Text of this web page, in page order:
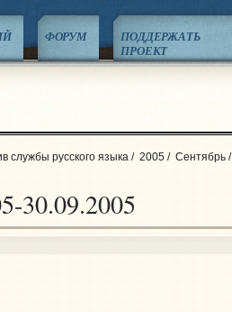
ФОРУМ
ПОДДЕРЖАТЬ
ПРОЕКТ
службы русского языка/ 2005/ Сентябрь/
30.09.2005